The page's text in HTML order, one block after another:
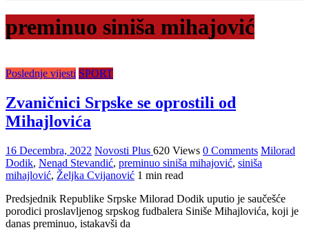
preminuo siniša mihajović
Poslednje vijesti SPORT
Zvaničnici Srpske se oprostili od
Mihajlovića
16 Decembra, 2022 Novosti Plus 620 Views 0 Comments Milorad
Dodik, Nenad Stevandić, preminuo siniša mihajović, siniša
mihajlović, Željka Cvijanović 1 min read
Predsjednik Republike Srpske Milorad Dodik uputio je saučešće
porodici proslavljenog srpskog fudbalera Siniše Mihajlovića, koji je
danas preminuo, istakavši da